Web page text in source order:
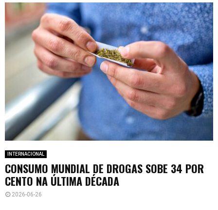
INTERNACIONAL
CONSUMO MUNDIAL DE DROGAS SOBE 34 POR
CENTO NA ÚLTIMA DÉCADA
2026-06-26